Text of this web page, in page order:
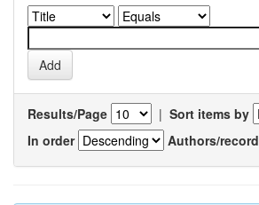
Results/Page | Sort items by
In order
Authors/record